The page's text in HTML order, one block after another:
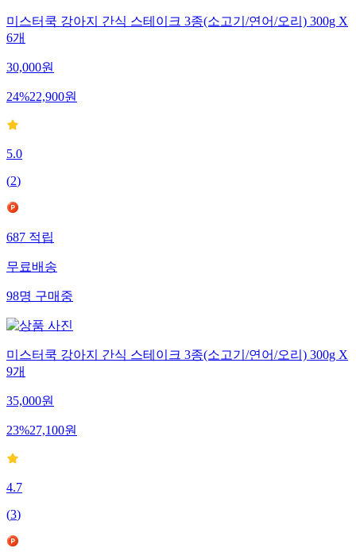
미스터쿡 강아지 간식 스테이크 3종(소고기/연어/오리) 300g X
6개
30,000원
24%22,900원
5.0
(2)
687적립
무료배송
98명구매중
미스터쿡 강아지 간식 스테이크 3종(소고기/연어/오리) 300g X
9개
35,000원
23%27,100원
4.7
(3)